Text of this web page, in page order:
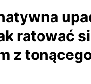
ratować
z